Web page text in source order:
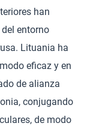
han
entorno
Lituania ha
eficaz y en
de alianza
conjugando
de modo